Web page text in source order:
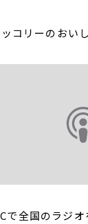
コリーのおい
全国のラジオ